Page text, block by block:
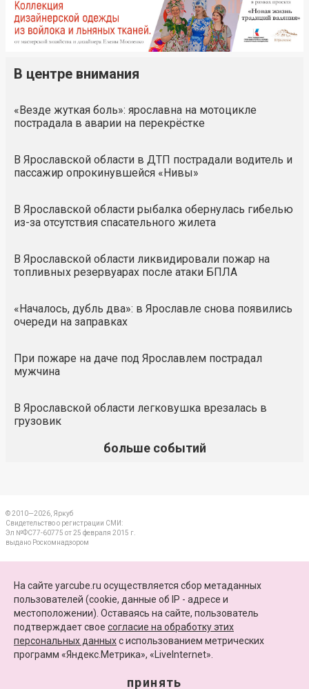
В центре внимания
«Везде жуткая боль»: ярославна на мотоцикле
пострадала в аварии на перекрёстке
В Ярославской области в ДТП пострадали водитель и
пассажир опрокинувшейся «Нивы»
В Ярославской области рыбалка обернулась гибелью
из-за отсутствия спасательного жилета
В Ярославской области ликвидировали пожар на
топливных резервуарах после атаки БПЛА
«Началось, дубль два»: в Ярославле снова появились
очереди на заправках
При пожаре на даче под Ярославлем пострадал
мужчина
В Ярославской области легковушка врезалась в
грузовик
больше событий
© 2010—2026, Яркуб
Свидетельство о регистрации СМИ:
Эл №ФС77-60775 от 25 февраля 2015 г.
выдано Роскомнадзором
ПАРТНЕРЫ
КАРТА САЙТА
+7 (4852) 64-15-52
Сайт функционирует при финансовой поддержке Министерства цифрового развития,
На сайте yarcube.ru осуществляется сбор метаданных
пользователей (cookie, данные об IP - адресе и
местоположении). Оставаясь на сайте, пользователь
подтверждает свое согласие на обработку этих
персональных данныхc использованием метрических
программ «Яндекс.Метрика», «LiveInternet».
принять